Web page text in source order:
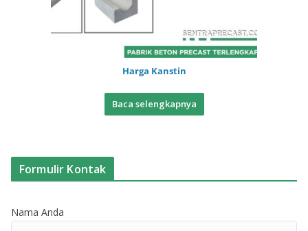
Harga Kanstin
Baca selengkapnya
Formulir Kontak
Nama Anda